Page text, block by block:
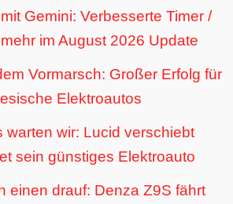
Gemini: Verbesserte Timer /
im August 2026 Update
Vormarsch: Großer Erfolg für
Elektroautos
warten wir: Lucid verschiebt
sein günstiges Elektroauto
einen drauf: Denza Z9S fährt